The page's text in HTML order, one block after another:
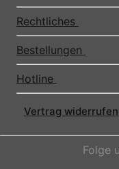
Rechtliches
Bestellungen
Hotline
Vertrag widerrufen
Folge